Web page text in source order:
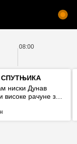
08:00
СПУТЊИКА
ниски Дунав
високе рачуне за